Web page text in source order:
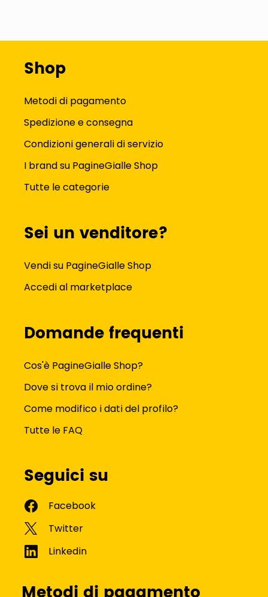
Shop
Metodi di pagamento
Spedizione e consegna
Condizioni generali di servizio
I brand su PagineGialle Shop
Tutte le categorie
Sei un venditore?
Vendi su PagineGialle Shop
Accedi al marketplace
Domande frequenti
Cos'è PagineGialle Shop?
Dove si trova il mio ordine?
Come modifico i dati del profilo?
Tutte le FAQ
Seguici su